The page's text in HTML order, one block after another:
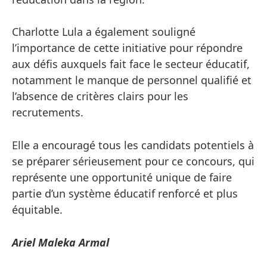
Charlotte Lula a également souligné
l’importance de cette initiative pour répondre
aux défis auxquels fait face le secteur éducatif,
notamment le manque de personnel qualifié et
l’absence de critères clairs pour les
recrutements.
Elle a encouragé tous les candidats potentiels à
se préparer sérieusement pour ce concours, qui
représente une opportunité unique de faire
partie d’un système éducatif renforcé et plus
équitable.
Ariel Maleka Armal